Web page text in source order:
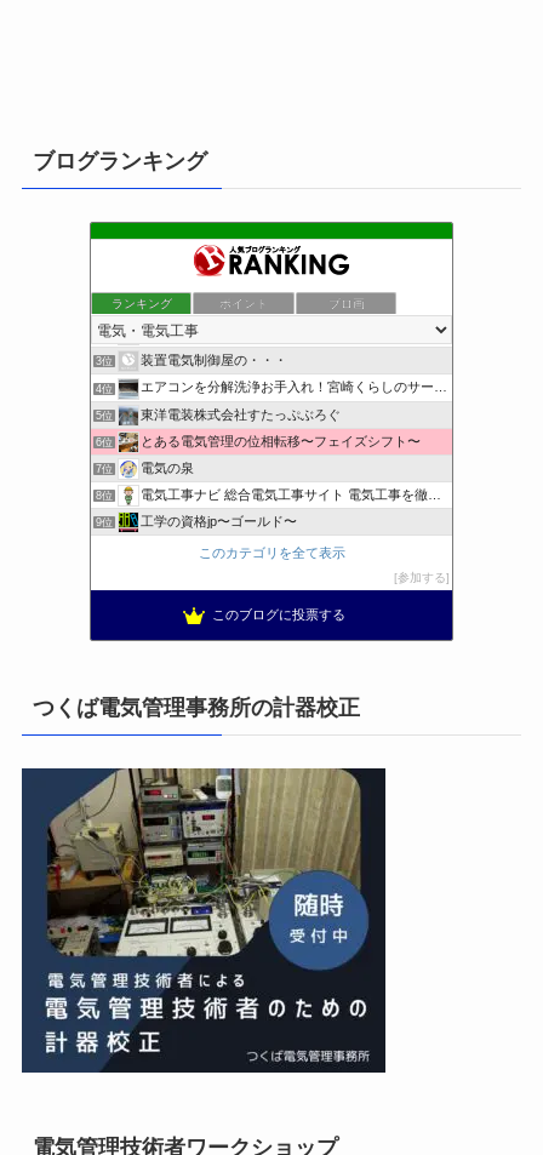
ブログランキング
ランキング ポイント ブロ画
小さな引越し屋と電気工事屋の奮闘記
2位 クリーンライフ始めまして
3位 装置電気制御屋の・・・
4位 エアコンを分解洗浄お手入れ！宮崎くらしのサービス
5位 東洋電装株式会社すたっぷぶろぐ
6位 とある電気管理の位相転移〜フェイズシフト〜
7位 電気の泉
8位 電気工事ナビ 総合電気工事サイト 電気工事を徹底解説
9位 工学の資格jp〜ゴールド〜
日置空調 | エアコン取付 鹿児島 | 鹿児島のエアコン工事
太陽光発電で、第二の年金.JP茨城県鹿嶋市赤嶺電研企画ブログ
このカテゴリを全て表示
参加する
このブログに投票する
つくば電気管理事務所の計器校正
電気管理技術者ワークショップ